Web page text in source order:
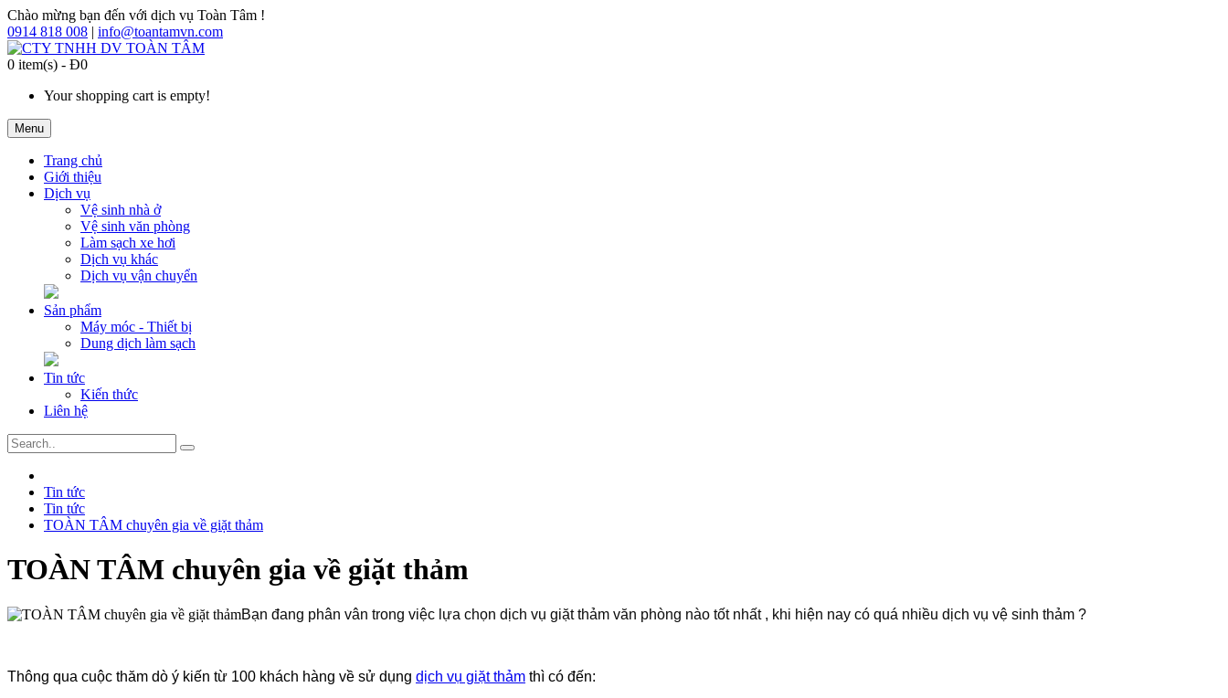
Chào mừng bạn đến với dịch vụ Toàn Tâm !
0914 818 008 | info@toantamvn.com
0 item(s) - Đ0
Your shopping cart is empty!
Menu
Trang chủ
Giới thiệu
Dịch vụ
Vệ sinh nhà ở
Vệ sinh văn phòng
Làm sạch xe hơi
Dịch vụ khác
Dịch vụ vận chuyển
Sản phẩm
Máy móc - Thiết bị
Dung dịch làm sạch
Tin tức
Kiến thức
Liên hệ
Tin tức
Tin tức
TOÀN TÂM chuyên gia về giặt thảm
TOÀN TÂM chuyên gia về giặt thảm
Bạn đang phân vân trong việc lựa chọn dịch vụ giặt thảm văn phòng nào tốt nhất , khi hiện nay có quá nhiều dịch vụ vệ sinh thảm ?
Thông qua cuộc thăm dò ý kiến từ 100 khách hàng về sử dụng dịch vụ giặt thảm thì có đến: